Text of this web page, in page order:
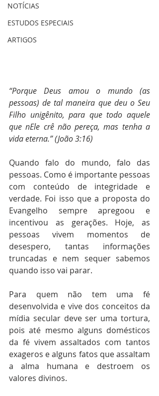
NOTÍCIAS
ESTUDOS ESPECIAIS
ARTIGOS
“Porque Deus amou o mundo (as
pessoas) de tal maneira que deu o Seu
Filho unigênito, para que todo aquele
que nEle crê não pereça, mas tenha a
vida eterna.” (João 3:16)
Quando falo do mundo, falo das
pessoas. Como é importante pessoas
com conteúdo de integridade e
verdade. Foi isso que a proposta do
Evangelho sempre apregoou e
incentivou as gerações. Hoje, as
pessoas vivem momentos de
desespero, tantas informações
truncadas e nem sequer sabemos
quando isso vai parar.
Para quem não tem uma fé
desenvolvida e vive dos conceitos da
mídia secular deve ser uma tortura,
pois até mesmo alguns domésticos
da fé vivem assaltados com tantos
exageros e alguns fatos que assaltam
a alma humana e destroem os
valores divinos.